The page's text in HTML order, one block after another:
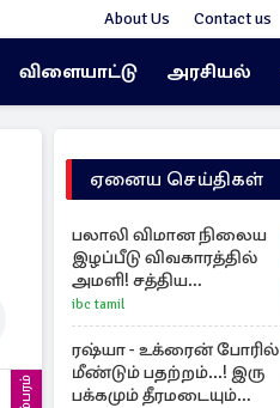
About Us Contact us
விளையாட்டு அரசியல்
ஏனைய செய்திகள்
பலாலி விமான நிலைய
இழப்பீடு விவகாரத்தில்
அமளி! சத்திய
கடதாசியில் குளறுபடி
ibc tamil
ரஷ்யா - உக்ரைன் போரில்
மீண்டும் பதற்றம்...! இரு
பக்கமும் தீரமடையும்